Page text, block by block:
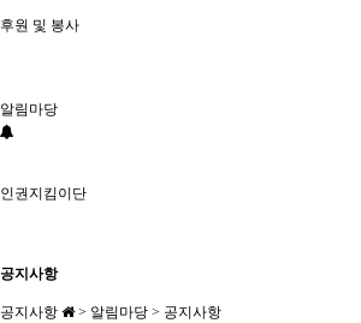
후원 및 봉사
알림마당
인권지킴이단
공지사항
공지사항
> 알림마당 > 공지사항